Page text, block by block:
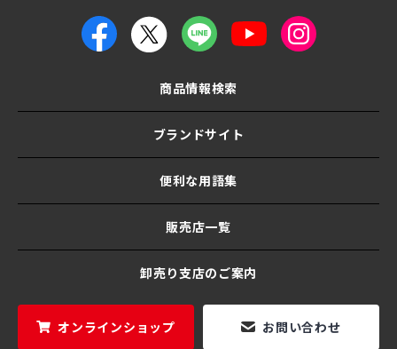
商品情報検索
ブランドサイト
便利な用語集
販売店一覧
卸売り支店のご案内
オンラインショップ お問い合わせ